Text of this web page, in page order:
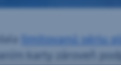
limitovanú sériu
karty zároveň